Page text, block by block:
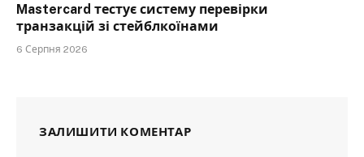
Mastercard тестує систему перевірки
транзакцій зі стейблкоїнами
6 Серпня 2026
ЗАЛИШИТИ КОМЕНТАР